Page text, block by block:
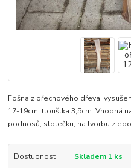
Fošna z ořechového dřeva,
17-19cm, tlouštka 3,5cm. Vhodná
podnosů, stolečku, na tvorbu z
Dostupnost
Skladem 1 ks